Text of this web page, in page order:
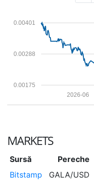
0.00175
0.00288
0.00401
2026-06
MARKETS
Sursă Pereche
Bitstamp
GALA/USD